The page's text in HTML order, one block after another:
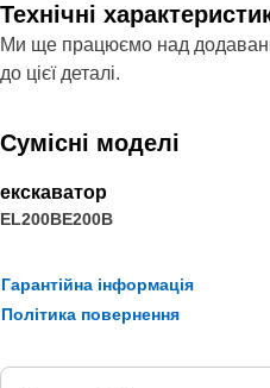
Технічні
Ми ще працюємо над
до цієї деталі.
Сумісні моделі
екскаватор
EL200BE200B
Гарантійна інформація
Політика повернення